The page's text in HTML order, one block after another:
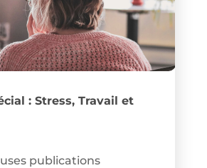
: Stress, Travail et
publications